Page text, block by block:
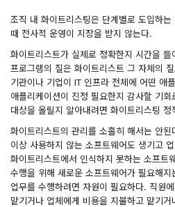
조직 내 화이트리스팅은 단계별로 도입하
때 전사적 운영이 지장을 받지 않는다.
화이트리스트가 실제로 정확한지 시간을
프로그램의 질은 화이트리스트 그 자체의
기관이나 기업이 IT 인프라 전체에 어떤 애
애플리케이션이 진정 필요한지 감사할 기
대상을 올릴지 알아내려면 화이트리스팅
화이트리스트의 관리를 소홀히 해서는 안
이상 사용하지 않는 소프트웨어도 생기고
화이트리스트에서 인식하지 못하는 소프트
수행을 위해 새로운 소프트웨어가 필요해
업무를 수행하려면 자원이 필요하다. 직원
맡기거나 업체에게 비용을 지불하고 맡기